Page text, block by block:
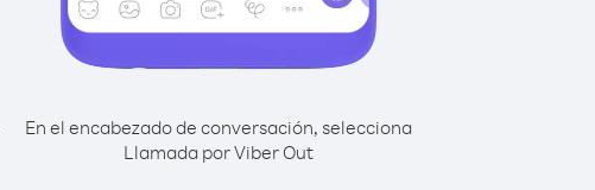
En el encabezado de conversación, selecciona
Llamada por Viber Out